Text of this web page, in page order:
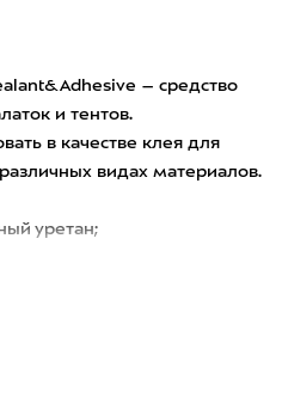
– средство
и тентов.
в качестве клея для
видах материалов.
уретан;